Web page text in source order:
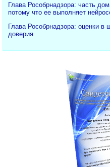
Глава Рособрнадзора: часть
потому что ее выполняет
Глава Рособрнадзора: оценки в
доверия